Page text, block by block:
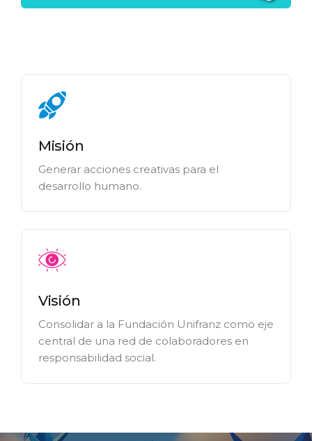
Misión
Generar acciones creativas para el
desarrollo humano.
Visión
Consolidar a la Fundación Unifranz como eje
central de una red de colaboradores en
responsabilidad social.